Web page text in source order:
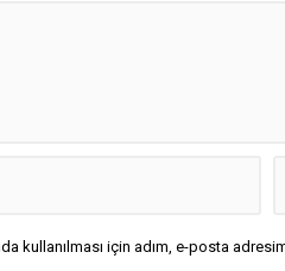
kullanılması için adım, e-posta